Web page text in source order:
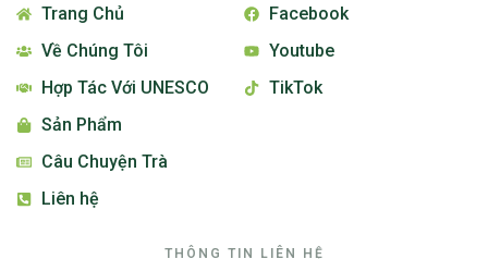
Trang Chủ
Về Chúng Tôi
Hợp Tác Với UNESCO
Sản Phẩm
Câu Chuyện Trà
Liên hệ
Facebook
Youtube
TikTok
THÔNG TIN LIÊN HỆ